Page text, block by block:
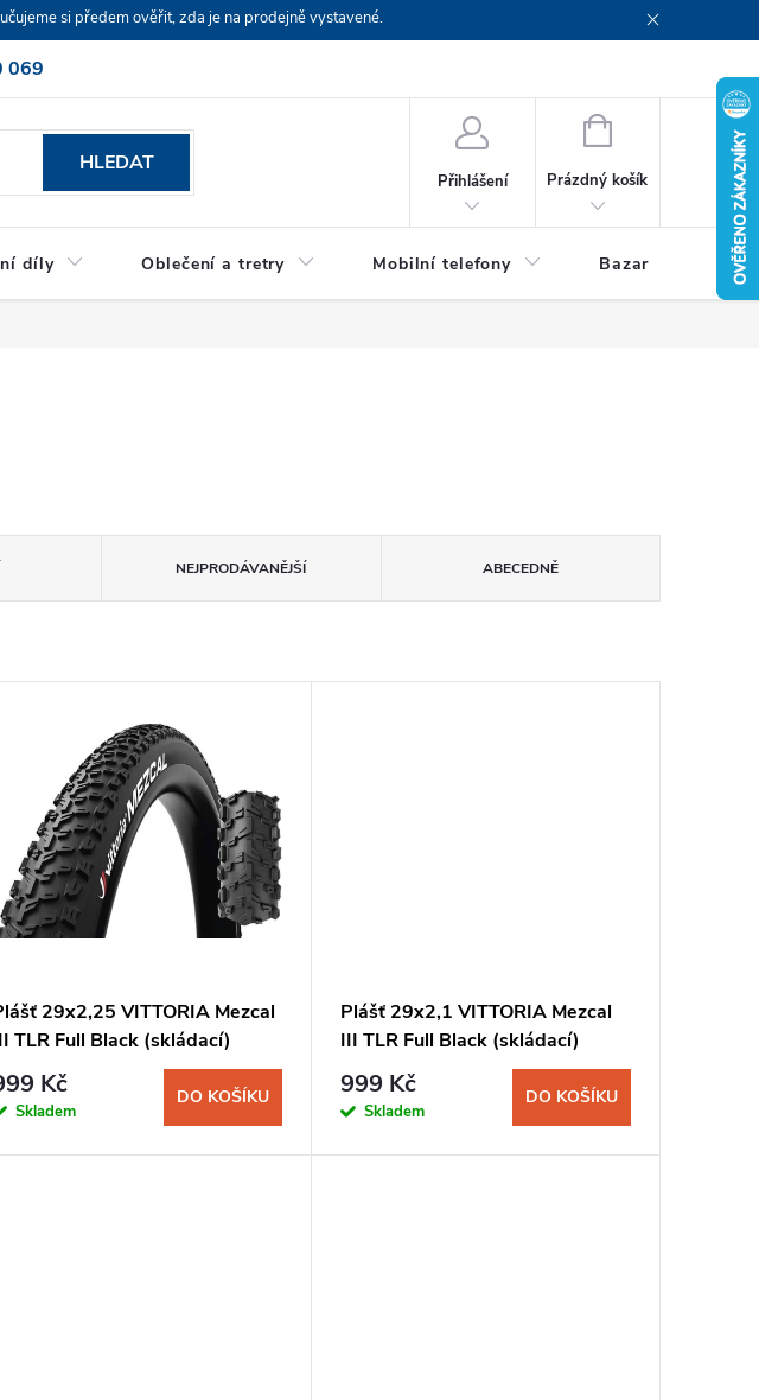
si předem ověřit, zda je na prodejně vystavené.
069
HLEDAT
Přihlášení
NÁKUPNÍ
Prázdný košík
díly Oblečení a tretry Mobilní telefony Bazar Servis
NEJPRODÁVANĚJŠÍ ABECEDNĚ
29x2,25 VITTORIA Mezcal
TLR Full Black (skládací)
Kč
Skladem
DO KOŠÍKU
Plášť 29x2,1 VITTORIA Mezcal
III TLR Full Black (skládací)
999 Kč
Skladem
DO KOŠÍKU